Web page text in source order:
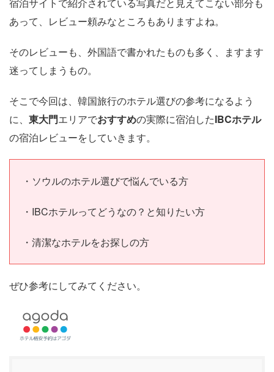
宿泊サイトで紹介されている写真だと見えてこない部分も
あって、レビュー頼みなところもありますよね。
そのレビューも、外国語で書かれたものも多く、ますます
迷ってしまうもの。
そこで今回は、韓国旅行のホテル選びの参考になるよう
に、 東大門エリアでおすすめの実際に宿泊したIBCホテル
の宿泊レビューをしていきます。
・ソウルのホテル選びで悩んでいる方
・IBCホテルってどうなの？と知りたい方
・清潔なホテルをお探しの方
ぜひ参考にしてみてください。